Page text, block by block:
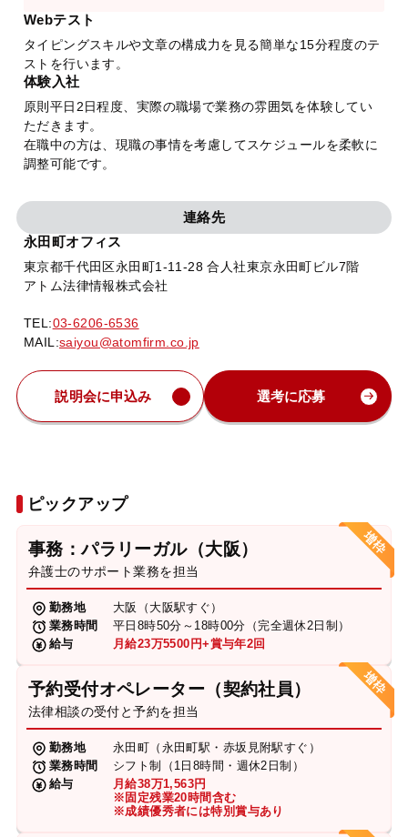
Webテスト
タイピングスキルや文章の構成力を見る簡単な15分程度のテ
ストを行います。
体験入社
原則平日2日程度、実際の職場で業務の雰囲気を体験してい
ただきます。
在職中の方は、現職の事情を考慮してスケジュールを柔軟に
調整可能です。
連絡先
永田町オフィス
東京都千代田区永田町1-11-28 合人社東京永田町ビル7階
アトム法律情報株式会社
TEL:03-6206-6536
MAIL:saiyou@atomfirm.co.jp
説明会に申込み 選考に応募
ピックアップ
事務：パラリーガル（大阪）
弁護士のサポート業務を担当
勤務地
大阪（大阪駅すぐ）
業務時間
平日8時50分～18時00分（完全週休2日制）
給与
月給23万5500円+賞与年2回
予約受付オペレーター（契約社員）
法律相談の受付と予約を担当
勤務地
永田町（永田町駅・赤坂見附駅すぐ）
業務時間
シフト制（1日8時間・週休2日制）
給与
月給38万1,563円
※固定残業20時間含む
※成績優秀者には特別賞与あり